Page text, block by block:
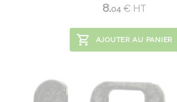
8.04 € HT
AJOUTER AU PANIER